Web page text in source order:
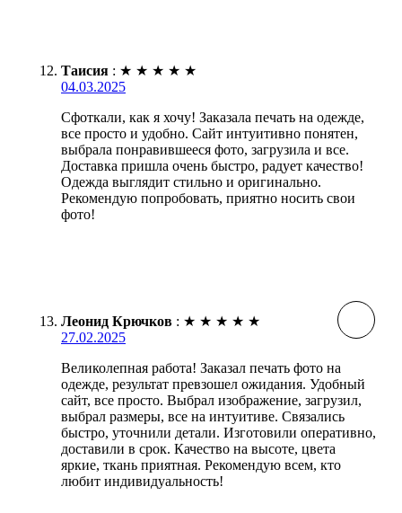
Таисия : ★ ★ ★ ★ ★
04.03.2025
Сфоткали, как я хочу! Заказала печать на одежде,
все просто и удобно. Сайт интуитивно понятен,
выбрала понравившееся фото, загрузила и все.
Доставка пришла очень быстро, радует качество!
Одежда выглядит стильно и оригинально.
Рекомендую попробовать, приятно носить свои
фото!
Леонид Крючков : ★ ★ ★ ★ ★
27.02.2025
Великолепная работа! Заказал печать фото на
одежде, результат превзошел ожидания. Удобный
сайт, все просто. Выбрал изображение, загрузил,
выбрал размеры, все на интуитиве. Связались
быстро, уточнили детали. Изготовили оперативно,
доставили в срок. Качество на высоте, цвета
яркие, ткань приятная. Рекомендую всем, кто
любит индивидуальность!